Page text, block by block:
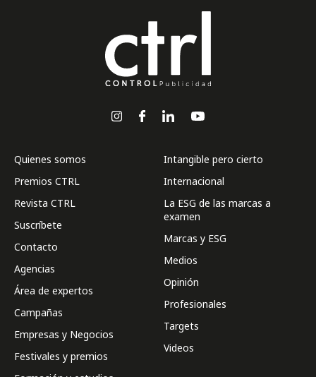
Quienes somos
Premios CTRL
Revista CTRL
Suscríbete
Contacto
Agencias
Área de expertos
Campañas
Empresas y Negocios
Festivales y premios
Intangible pero cierto
Internacional
La ESG de las marcas a
examen
Marcas y ESG
Medios
Opinión
Profesionales
Targets
Videos